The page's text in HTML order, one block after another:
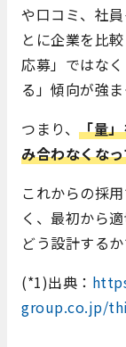
や口コミ、社
とに企業を比
応募」ではな
る」傾向が強ま
つまり、 「量
み合わなくな
これからの採
く、最初から
どう設計するか
(*1)出典：
group.co.jp/